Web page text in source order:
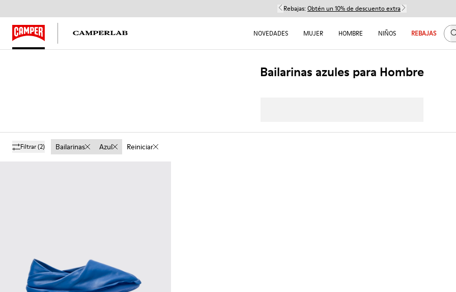
Rebajas: Obtén un 10% de descuento extra
NOVEDADES MUJER HOMBRE NIÑOS REBAJAS
Bailarinas azules para Hombre
Filtrar(2) Bailarinas Azul Reiniciar